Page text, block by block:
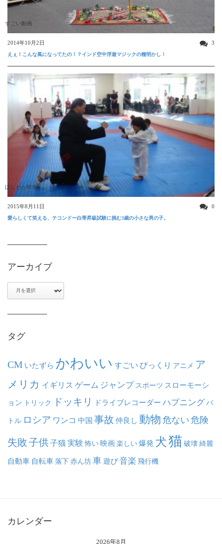
すごい動画
2014年10月2日 3
えぇ！こんな風になってたの！？インド空中浮遊マジックの種明かし！
ほんわか映像
2015年8月11日 0
愛らしくて笑える、テコンドー白帯昇級試験に挑む3歳の小さな男の子。
アーカイブ
タグ
CM いたずら かわいい すごい びっくり アニメ ア
メリカ イギリス ゲーム ジャンプ スポーツ スローモーシ
ョン トリック ドッキリ ドライブレコーダー ハプニング バ
トル ロシア ワンコ 中国 事故 仲良し 動物 危ない 危険
失敗子供子猫実験 怖い映画楽しい爆発 犬猫 破壊綺麗
自動車 自転車落下赤ん坊車遊び音楽 飛行機
カレンダー
2026年8月